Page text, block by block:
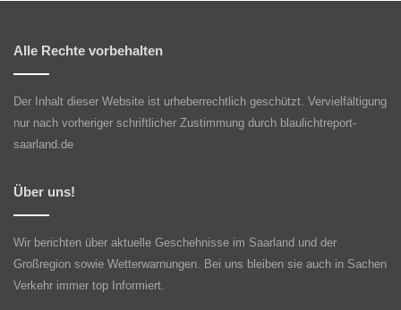
Alle Rechte vorbehalten
Der Inhalt dieser Website ist urheberrechtlich geschützt. Vervielfältigung
nur nach vorheriger schriftlicher Zustimmung durch blaulichtreport-
saarland.de
Über uns!
Wir berichten über aktuelle Geschehnisse im Saarland und der
Großregion sowie Wetterwarnungen. Bei uns bleiben sie auch in Sachen
Verkehr immer top Informiert.